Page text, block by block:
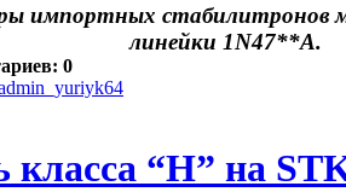
импортных
линейки 1N47**A.
0
класса “Н” на